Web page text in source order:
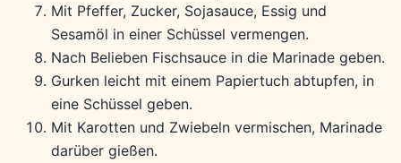
Mit Pfeffer, Zucker, Sojasauce, Essig und
Sesamöl in einer Schüssel vermengen.
Nach Belieben Fischsauce in die Marinade geben.
Gurken leicht mit einem Papiertuch abtupfen, in
eine Schüssel geben.
Mit Karotten und Zwiebeln vermischen, Marinade
darüber gießen.